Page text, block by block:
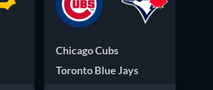
Chicago Cubs
Toronto Blue Jays